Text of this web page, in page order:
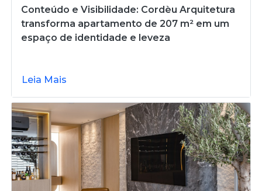
Conteúdo e Visibilidade: Cordèu Arquitetura
transforma apartamento de 207 m² em um
espaço de identidade e leveza
Leia Mais